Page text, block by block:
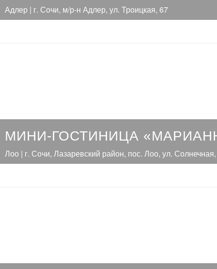
Адлер | г. Сочи, м/р-н Адлер, ул. Троицкая, 67
МИНИ-ГОСТИНИЦА
Лоо | г. Сочи, Лазаревский район, пос. Лоо, ул.